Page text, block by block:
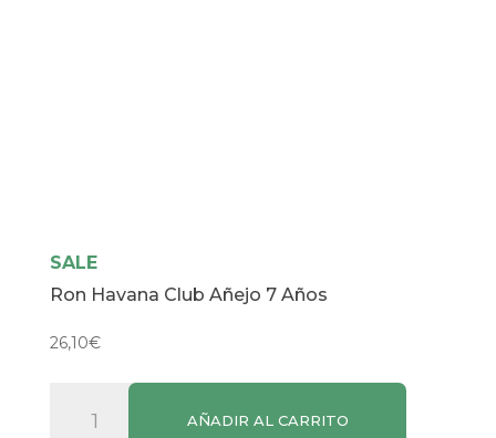
SALE
Ron Havana Club Añejo 7 Años
26,10€
Havana
AÑADIR AL CARRITO